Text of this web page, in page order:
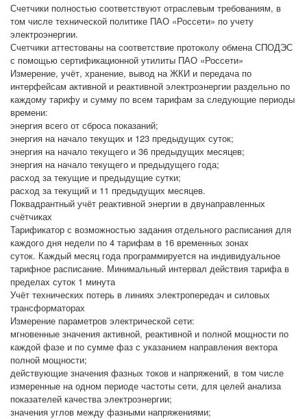
Счетчики полностью соответствуют отраслевым требованиям, в
том числе технической политике ПАО «Россети» по учету
электроэнергии.
Счетчики аттестованы на соответствие протоколу обмена СПОДЭС
с помощью сертификационной утилиты ПАО «Россети»
Измерение, учёт, хранение, вывод на ЖКИ и передача по
интерфейсам активной и реактивной электроэнергии раздельно по
каждому тарифу и сумму по всем тарифам за следующие периоды
времени:
энергия всего от сброса показаний;
энергия на начало текущих и 123 предыдущих суток;
энергия на начало текущего и 36 предыдущих месяцев;
энергия на начало текущего и предыдущего года;
расход за текущие и предыдущие сутки;
расход за текущий и 11 предыдущих месяцев.
Поквадрантный учёт реактивной энергии в двунаправленных
счётчиках
Тарификатор с возможностью задания отдельного расписания для
каждого дня недели по 4 тарифам в 16 временных зонах
суток. Каждый месяц года программируется на индивидуальное
тарифное расписание. Минимальный интервал действия тарифа в
пределах суток 1 минута
Учёт технических потерь в линиях электропередач и силовых
трансформаторах
Измерение параметров электрической сети:
мгновенные значения активной, реактивной и полной мощности по
каждой фазе и по сумме фаз с указанием направления вектора
полной мощности;
действующие значения фазных токов и напряжений, в том числе
измеренные на одном периоде частоты сети, для целей анализа
показателей качества электроэнергии;
значения углов между фазными напряжениями;